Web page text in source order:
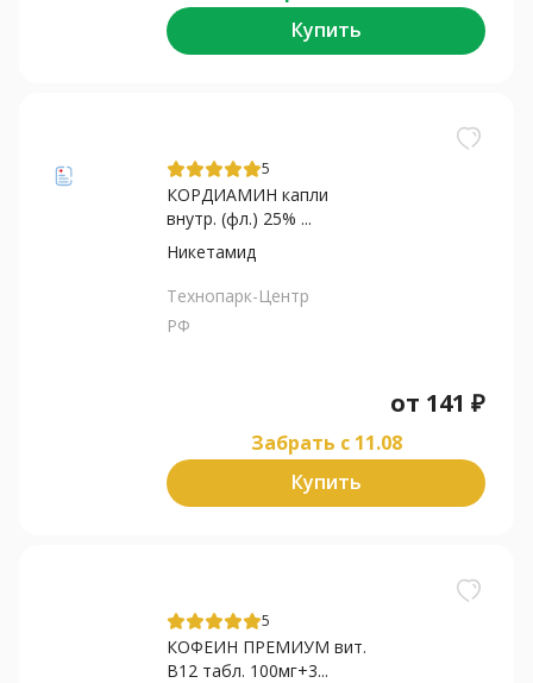
Купить
5
КОРДИАМИН капли
внутр. (фл.) 25% ...
Никетамид
Технопарк-Центр
РФ
от 141 ₽
Забрать c 11.08
Купить
5
КОФЕИН ПРЕМИУМ вит.
В12 табл. 100мг+3...